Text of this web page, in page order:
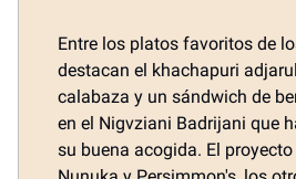
Entre los platos favoritos de
destacan el khachapuri
calabaza y un sándwich de
en el Nigvziani Badrijani que
su buena acogida. El